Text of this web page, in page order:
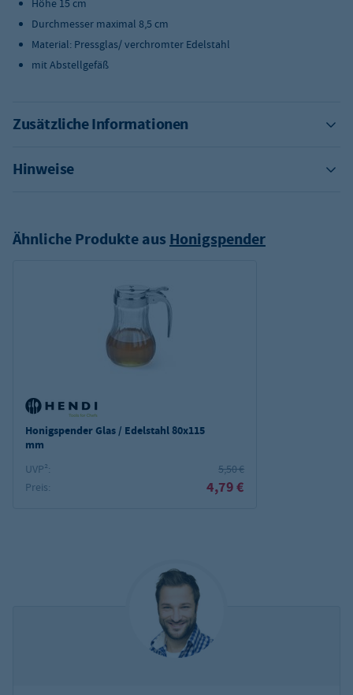
Höhe 15 cm
Durchmesser maximal 8,5 cm
Material: Pressglas/ verchromter Edelstahl
mit Abstellgefäß
Zusätzliche Informationen
Hinweise
Ähnliche Produkte aus Honigspender
Honigspender Glas / Edelstahl 80x115
mm
UVP²:
5,50 €
Preis:
4,79 €